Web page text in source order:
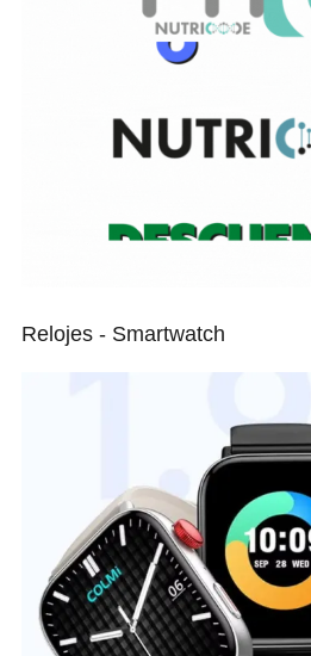
Relojes - Smartwatch